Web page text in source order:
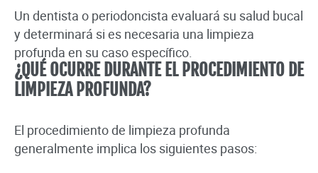
Un dentista o periodoncista evaluará su salud bucal
y determinará si es necesaria una limpieza
profunda en su caso específico.
¿QUÉ OCURRE DURANTE EL PROCEDIMIENTO DE
LIMPIEZA PROFUNDA?
El procedimiento de limpieza profunda
generalmente implica los siguientes pasos: